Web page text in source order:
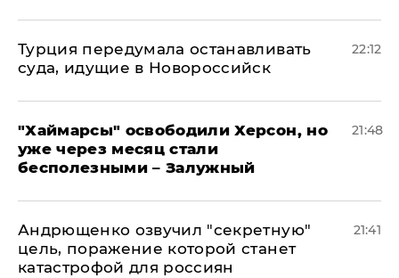
Турция передумала останавливать
суда, идущие в Новороссийск
22:12
"Хаймарсы" освободили Херсон, но
уже через месяц стали
бесполезными – Залужный
21:48
Андрющенко озвучил "секретную"
цель, поражение которой станет
катастрофой для россиян
21:41